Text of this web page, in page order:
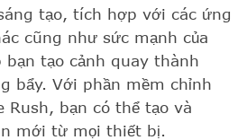
tạo, tích hợp với các ứng
cũng như sức mạnh của
bạn tạo cảnh quay thành
bẩy. Với phần mềm chỉnh
Rush, bạn có thể tạo và
mới từ mọi thiết bị.